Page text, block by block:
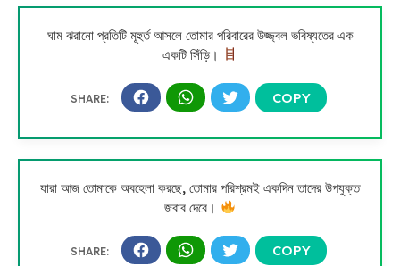
ঘাম ঝরানো প্রতিটি মূহুর্ত আসলে তোমার পরিবারের উজ্জ্বল ভবিষ্যতের এক
একটি সিঁড়ি।
যারা আজ তোমাকে অবহেলা করছে, তোমার পরিশ্রমই একদিন তাদের উপযুক্ত
জবাব দেবে।